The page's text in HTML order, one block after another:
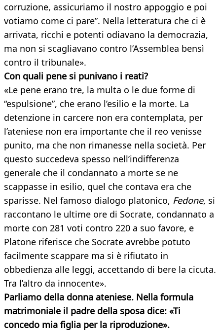
corruzione, assicuriamo il nostro appoggio e poi
votiamo come ci pare”. Nella letteratura che ci è
arrivata, ricchi e potenti odiavano la democrazia,
ma non si scagliavano contro l’Assemblea bensì
contro il tribunale».
Con quali pene si punivano i reati?
«Le pene erano tre, la multa o le due forme di
“espulsione”, che erano l’esilio e la morte. La
detenzione in carcere non era contemplata, per
l’ateniese non era importante che il reo venisse
punito, ma che non rimanesse nella società. Per
questo succedeva spesso nell’indifferenza
generale che il condannato a morte se ne
scappasse in esilio, quel che contava era che
sparisse. Nel famoso dialogo platonico, Fedone, si
raccontano le ultime ore di Socrate, condannato a
morte con 281 voti contro 220 a suo favore, e
Platone riferisce che Socrate avrebbe potuto
facilmente scappare ma si è rifiutato in
obbedienza alle leggi, accettando di bere la cicuta.
Tra l’altro da innocente».
Parliamo della donna ateniese. Nella formula
matrimoniale il padre della sposa dice: «Ti
concedo mia figlia per la riproduzione».